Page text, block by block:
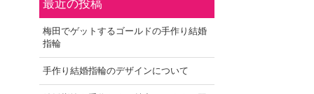
最近の投稿
梅田でゲットするゴールドの手作り結婚
指輪
手作り結婚指輪のデザインについて